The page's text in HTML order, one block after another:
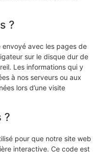
?
avec les pages de
sur le disque dur de
Les informations qui y
à nos serveurs ou aux
lors d’une visite
?
pour que notre site web
interactive. Ce code est